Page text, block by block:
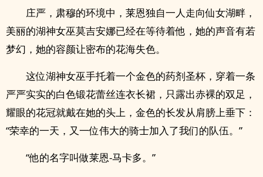
庄严，肃穆的环境中，莱恩独自一人走向仙女湖畔，
美丽的湖神女巫莫吉安娜已经在等待着他，她的声音有若
梦幻，她的容颜让密布的花海失色。
这位湖神女巫手托着一个金色的药剂圣杯，穿着一条
严严实实的白色锻花蕾丝连衣长裙，只露出赤裸的双足，
耀眼的花冠就戴在她的头上，金色的长发从肩膀上垂下：
“荣幸的一天，又一位伟大的骑士加入了我们的队伍。”
“他的名字叫做莱恩-马卡多。”